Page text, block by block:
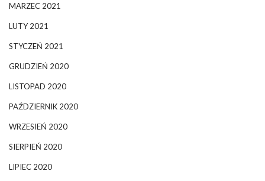
MARZEC 2021
LUTY 2021
STYCZEŃ 2021
GRUDZIEŃ 2020
LISTOPAD 2020
PAŹDZIERNIK 2020
WRZESIEŃ 2020
SIERPIEŃ 2020
LIPIEC 2020